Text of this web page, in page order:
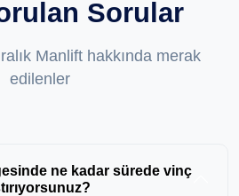
Sorular
Manlift hakkında merak
edilenler
ne kadar sürede vinç